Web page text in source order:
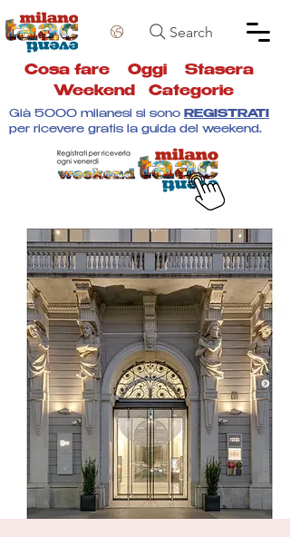
Search
Cosa fare Oggi Stasera
Weekend
Categorie
Già 5000 milanesi si sono REGISTRATI
per ricevere gratis la guida del weekend.